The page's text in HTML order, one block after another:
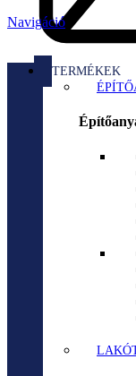
Navigáció
TERMÉKEK